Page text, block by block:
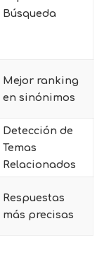
Búsqueda
Mejor ranking
en sinónimos
Detección de
Temas
Relacionados
Respuestas
más precisas